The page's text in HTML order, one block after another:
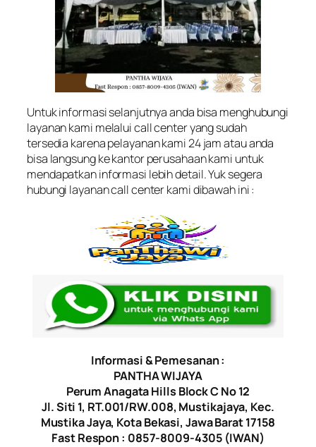
Untuk informasi selanjutnya anda bisa menghubungi
layanan kami melalui call center yang sudah
tersedia karena pelayanan kami 24 jam atau anda
bisa langsung ke kantor perusahaan kami untuk
mendapatkan informasi lebih detail. Yuk segera
hubungi layanan call center kami dibawah ini :
Informasi & Pemesanan :
PANTHA WIJAYA
Perum Anagata Hills Block C No 12
Jl. Siti 1, RT.001/RW.008, Mustikajaya, Kec.
Mustika Jaya, Kota Bekasi, Jawa Barat 17158
Fast Respon : 0857-8009-4305 (IWAN)